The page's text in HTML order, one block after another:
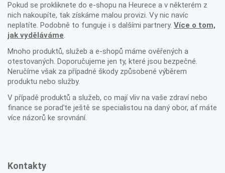
Pokud se prokliknete do e-shopu na Heurece a v některém z
nich nakoupíte, tak získáme malou provizi. Vy nic navíc
neplatíte. Podobně to funguje i s dalšími partnery. Více o tom,
jak vyděláváme.
Mnoho produktů, služeb a e-shopů máme ověřených a
otestovaných. Doporučujeme jen ty, které jsou bezpečné.
Neručíme však za případné škody způsobené výběrem
produktu nebo služby.
V případě produktů a služeb, co mají vliv na vaše zdraví nebo
finance se poraďte ještě se specialistou na daný obor, ať máte
více názorů ke srovnání.
Kontakty